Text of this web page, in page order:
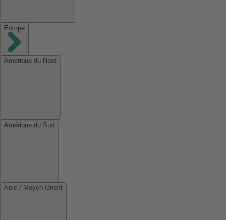
Europe
Amérique du Nord
Amérique du Sud
Asie / Moyen-Orient